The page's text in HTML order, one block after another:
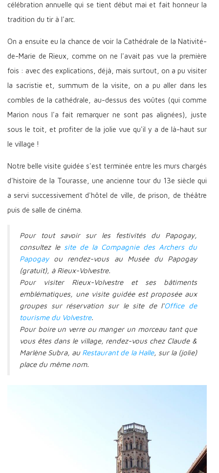
célébration annuelle qui se tient début mai et fait honneur la
tradition du tir à l'arc.
On a ensuite eu la chance de voir la Cathédrale de la Nativité-
de-Marie de Rieux, comme on ne l'avait pas vue la première
fois : avec des explications, déjà, mais surtout, on a pu visiter
la sacristie et, summum de la visite, on a pu aller dans les
combles de la cathédrale, au-dessus des voûtes (qui comme
Marion nous l'a fait remarquer ne sont pas alignées), juste
sous le toit, et profiter de la jolie vue qu'il y a de là-haut sur
le village !
Notre belle visite guidée s'est terminée entre les murs chargés
d'histoire de la Tourasse, une ancienne tour du 13e siècle qui
a servi successivement d'hôtel de ville, de prison, de théâtre
puis de salle de cinéma.
Pour tout savoir sur les festivités du Papogay,
consultez le site de la Compagnie des Archers du
Papogayou rendez-vous au Musée du Papogay
(gratuit), à Rieux-Volvestre.
Pour visiter Rieux-Volvestre et ses bâtiments
emblématiques, une visite guidée est proposée aux
groupes sur réservation sur le site de l'Office de
tourisme du Volvestre.
Pour boire un verre ou manger un morceau tant que
vous êtes dans le village, rendez-vous chez Claude &
Marlène Subra, au Restaurant de la Halle, sur la (jolie)
place du même nom.